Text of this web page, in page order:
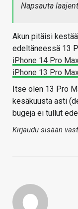
Napsauta
Akun pitäisi
edeltäneessä 13
iPhone 14 Pro
iPhone 13 Pro
Itse olen 13 Pro
kesäkuusta asti
bugeja ei tullut
Kirjaudu sisään